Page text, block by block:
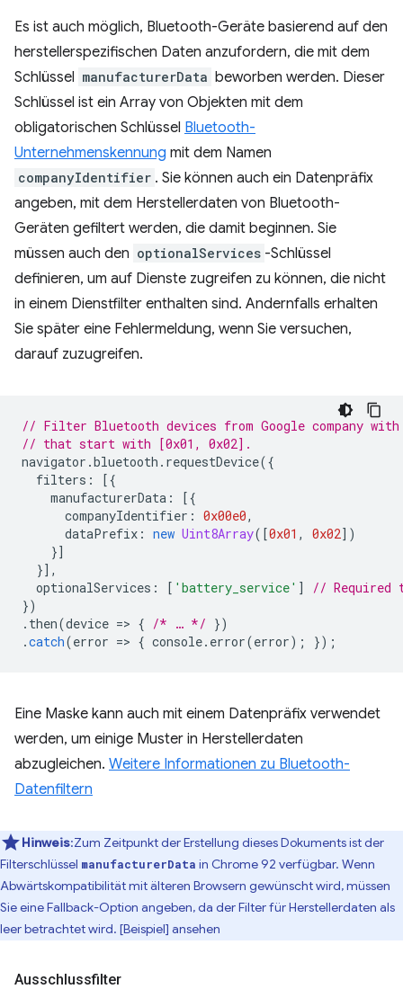
Es ist auch möglich, Bluetooth-Geräte basierend auf den
herstellerspezifischen Daten anzufordern, die mit dem
Schlüssel manufacturerData beworben werden. Dieser
Schlüssel ist ein Array von Objekten mit dem
obligatorischen Schlüssel Bluetooth-
Unternehmenskennung mit dem Namen
companyIdentifier . Sie können auch ein Datenpräfix
angeben, mit dem Herstellerdaten von Bluetooth-
Geräten gefiltert werden, die damit beginnen. Sie
müssen auch den optionalServices -Schlüssel
definieren, um auf Dienste zugreifen zu können, die nicht
in einem Dienstfilter enthalten sind. Andernfalls erhalten
Sie später eine Fehlermeldung, wenn Sie versuchen,
darauf zuzugreifen.
// Filter Bluetooth devices from Google company
// that start with [0x01, 0x02].
navigator .bluetooth . requestDevice({
filters :
[{
manufacturerData :
[{
companyIdentifier : 0x00e0,
dataPrefix : new Uint8Array([0x01 , 0x02])
}]
}],
optionalServices : [ 'battery_service' ]
// Required
})
. then(device => { /* … */ })
.catch(error => { console. error(error); });
Eine Maske kann auch mit einem Datenpräfix verwendet
werden, um einige Muster in Herstellerdaten
abzugleichen. Weitere Informationen zu Bluetooth-
Datenfiltern
Hinweis:Zum Zeitpunkt der Erstellung dieses Dokuments ist der
Filterschlüssel manufacturerData in Chrome 92 verfügbar. Wenn
Abwärtskompatibilität mit älteren Browsern gewünscht wird, müssen
Sie eine Fallback-Option angeben, da der Filter für Herstellerdaten als
leer betrachtet wird. [Beispiel] ansehen
Ausschlussfilter